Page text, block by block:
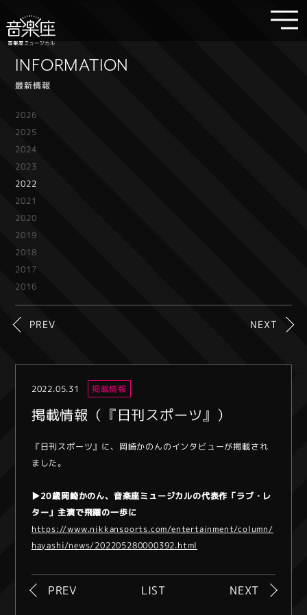
INFORMATION
最新情報
2026
2025
2024
2023
2022
2021
2020
2019
2018
2017
2016
PREV NEXT
2022.05.31 掲載情報
掲載情報（『日刊スポーツ』）
『日刊スポーツ』に、岡崎かのんのインタビューが掲載され
ました。
▶︎20歳岡崎かのん、音楽座ミュージカルの代表作「ラブ・レ
ター」主演で飛躍の一歩に
https://www.nikkansports.com/entertainment/column/
hayashi/news/202205280000392.html
PREV LIST NEXT